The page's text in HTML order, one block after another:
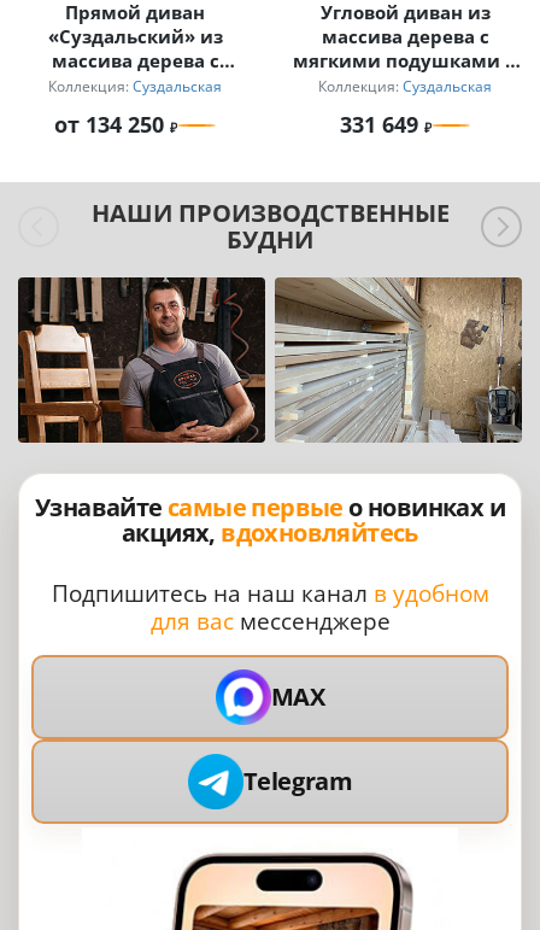
Прямой диван
«Суздальский» из
массива дерева с
мягкими подушками
Коллекция: Суздальская
от 134 250
Угловой диван из
массива дерева с
мягкими подушками и
журнальный столик
Коллекция: Суздальская
331 649
НАШИ ПРОИЗВОДСТВЕННЫЕ
БУДНИ
Узнавайте самые первые о новинках и
акциях, вдохновляйтесь
Подпишитесь на наш канал в удобном
для васмессенджере
MAX
Telegram